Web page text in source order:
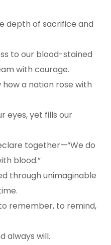
depth of sacrifice and
to our blood-stained
with courage.
a nation rose with
eyes, yet fills our
together—“We do
blood.”
through unimaginable
remember, to remind,
always will.